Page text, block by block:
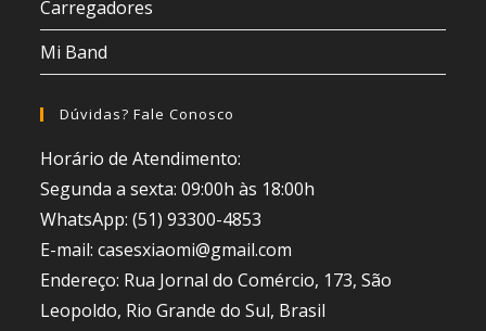
Carregadores
Mi Band
Dúvidas? Fale Conosco
Horário de Atendimento:
Segunda a sexta: 09:00h às 18:00h
WhatsApp: (51) 93300-4853
E-mail: casesxiaomi@gmail.com
Endereço: Rua Jornal do Comércio, 173, São
Leopoldo, Rio Grande do Sul, Brasil